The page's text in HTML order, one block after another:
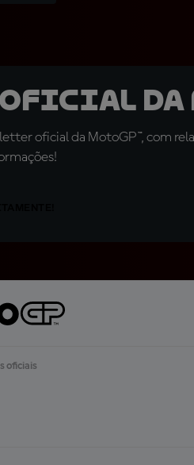
da
oficial da MotoGP™, com
oficiais